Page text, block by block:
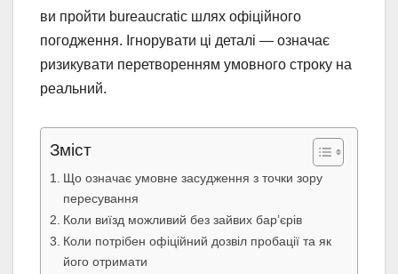
ви пройти bureaucratic шлях офіційного
погодження. Ігнорувати ці деталі — означає
ризикувати перетворенням умовного строку на
реальний.
Зміст
Що означає умовне засудження з точки зору
пересування
Коли виїзд можливий без зайвих бар’єрів
Коли потрібен офіційний дозвіл пробації та як
його отримати